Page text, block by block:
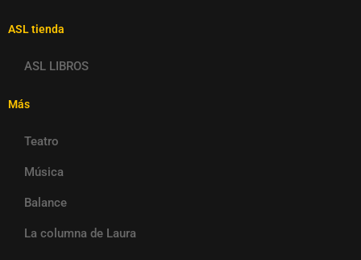
ASL tienda
ASL LIBROS
Más
Teatro
Música
Balance
La columna de Laura